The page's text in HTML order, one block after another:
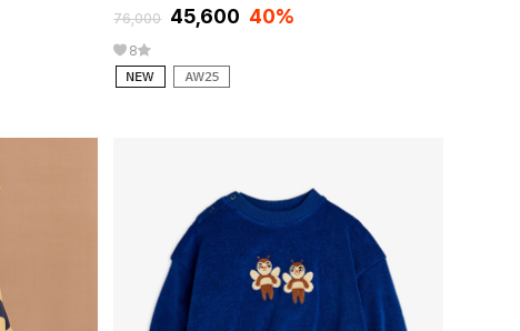
76,000 45,600 40%
8